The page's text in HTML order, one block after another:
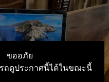
ขออภัย
ถดูประกาศนี้ได้ในขณะนี้